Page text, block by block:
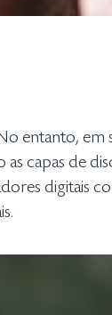
entanto, em
capas de
digitais